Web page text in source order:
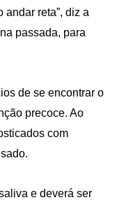
andar reta”, diz a
passada, para
de se encontrar o
precoce. Ao
com
e deverá ser